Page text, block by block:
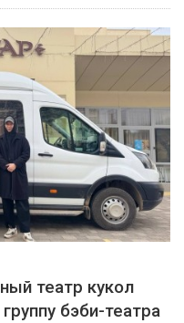
театр кукол
бэби-театра